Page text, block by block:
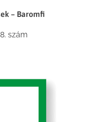
– Baromfi
szám